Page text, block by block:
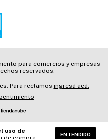
uso de
ENTENDIDO
para comercios y empresas
reservados.
Para reclamos ingresá acá.